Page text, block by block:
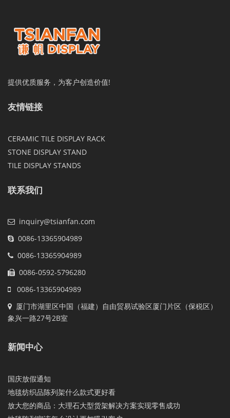
提供优质服务，为客户创造价值!
友情链接
CERAMIC TILE DISPLAY RACK
STONE DISPLAY STAND
TILE DISPLAY STANDS
联系我们
inquiry@tsianfan.com
0086-13365904989
0086-13365904989
0086-0592-5796280
0086-13365904989
厦门市湖里区中国（福建）自由贸易试验区厦门片区（保税区）
象兴一路27号2B室
新闻中心
国庆放假通知
地毯纺织品陈列架什么款式更好看
放大您的商品：大理石大型货架解决方案实现零售成功